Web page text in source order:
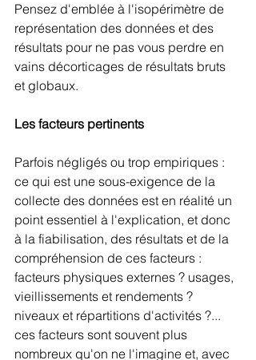
Pensez d'emblée à l'isopérimètre de
représentation des données et des
résultats pour ne pas vous perdre en
vains décorticages de résultats bruts
et globaux.
Les facteurs pertinents
Parfois négligés ou trop empiriques :
ce qui est une sous-exigence de la
collecte des données est en réalité un
point essentiel à l'explication, et donc
à la fiabilisation, des résultats et de la
compréhension de ces facteurs :
facteurs physiques externes ? usages,
vieillissements et rendements ?
niveaux et répartitions d'activités ?...
ces facteurs sont souvent plus
nombreux qu'on ne l'imagine et, avec